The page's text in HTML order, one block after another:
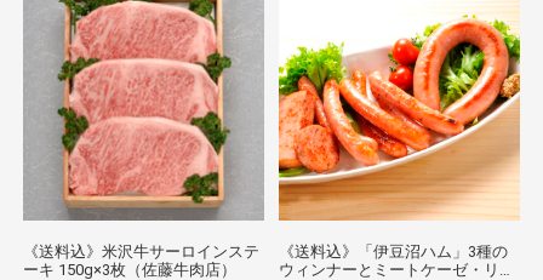
《送料込》米沢牛サーロインステ
ーキ 150g×3枚（佐藤牛肉店）
《送料込》「伊豆沼ハム」3種の
ウィンナーとミートケーゼ・リン